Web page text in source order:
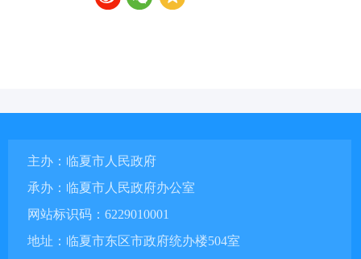
主办：临夏市人民政府
承办：临夏市人民政府办公室
网站标识码：6229010001
地址：临夏市东区市政府统办楼504室